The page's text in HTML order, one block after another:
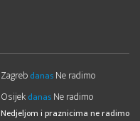
Zagreb danas Ne radimo
Osijek danas Ne radimo
Nedjeljom i praznicima ne radimo